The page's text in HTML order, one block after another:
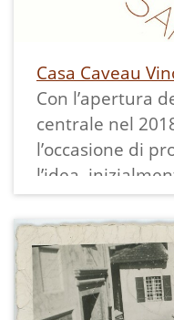
Casa Caveau
Con l’apertura
centrale nel
l’occasione di
l’idea,
Trentino della
valorizzare il
Padergnone, da
realizzando una